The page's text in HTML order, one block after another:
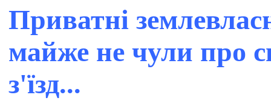
Приватні
майже не чули про
з'їзд...